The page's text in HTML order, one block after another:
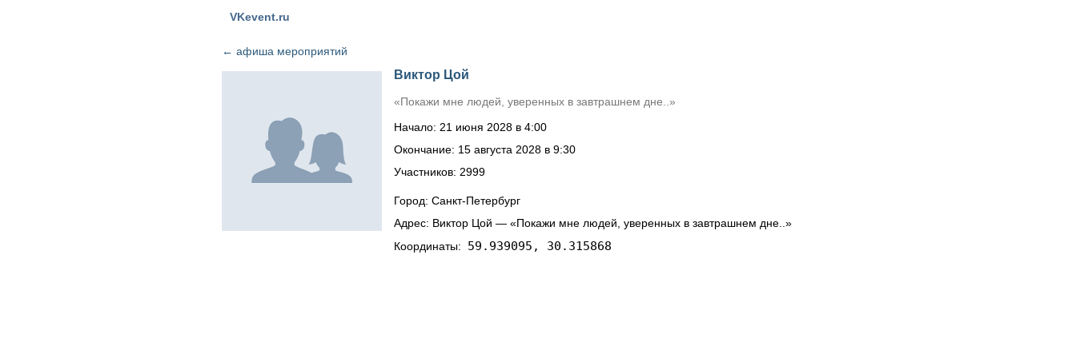
VKevent.ru
← афиша мероприятий
Виктор Цой
«Покажи мне людей, уверенных в завтрашнем дне..»
Начало: 21 июня 2028 в 4:00
Окончание: 15 августа 2028 в 9:30
Участников: 2999
Город: Санкт-Петербург
Адрес: Виктор Цой — «Покажи мне людей, уверенных в завтрашнем дне..»
Координаты: 59.939095, 30.315868